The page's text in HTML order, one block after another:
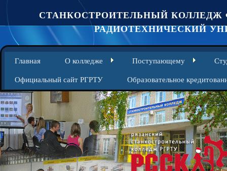
СТАНКОСТРОИТЕЛЬНЫЙ КОЛЛЕДЖ
РАДИОТЕХНИЧЕСКИЙ
Главная О колледже Поступающему
Официальный сайт РГРТУ Образовательное